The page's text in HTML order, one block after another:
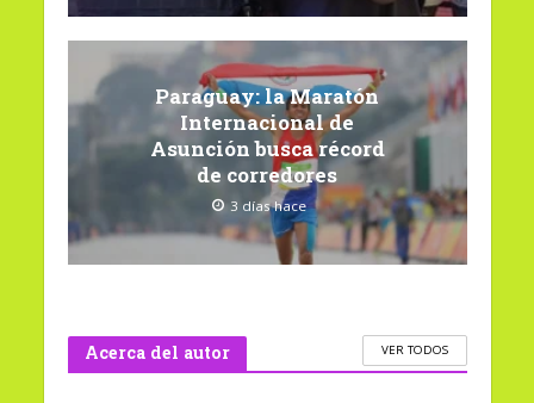
Paraguay: la Maratón
Internacional de
Asunción busca récord
de corredores
3 días hace
Acerca del autor VER TODOS